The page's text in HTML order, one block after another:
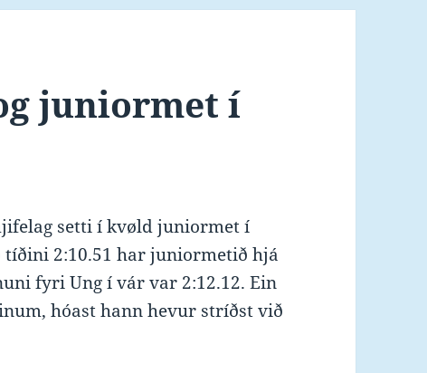
juniormet í
setti í kvøld juniormet í
2:10.51 har juniormetið hjá
fyri Ung í vár var 2:12.12. Ein
hóast hann hevur stríðst við